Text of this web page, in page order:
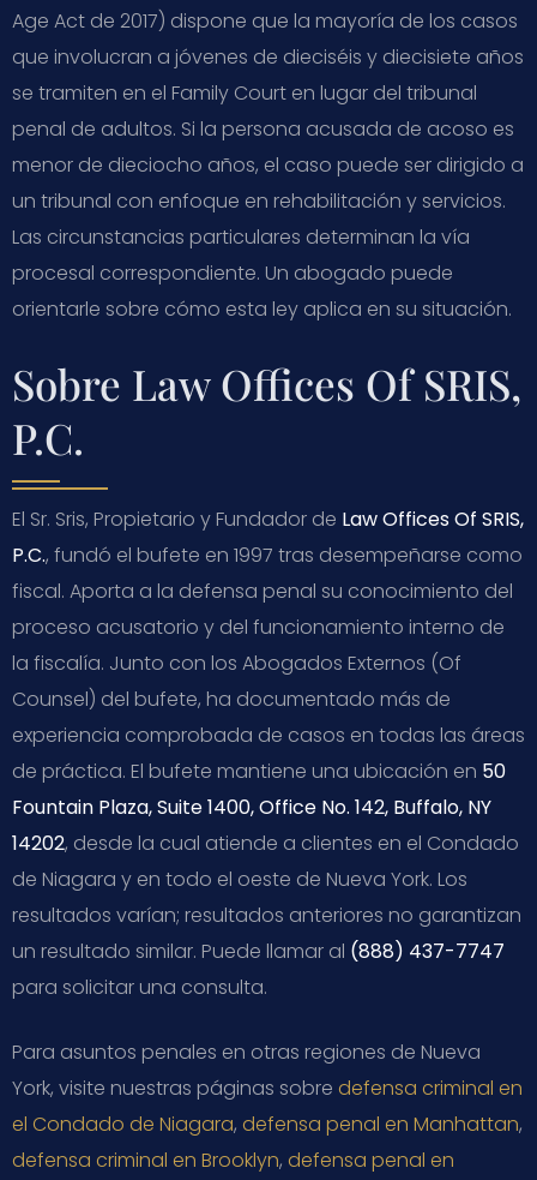
Age Act de 2017) dispone que la mayoría de los casos
que involucran a jóvenes de dieciséis y diecisiete años
se tramiten en el Family Court en lugar del tribunal
penal de adultos. Si la persona acusada de acoso es
menor de dieciocho años, el caso puede ser dirigido a
un tribunal con enfoque en rehabilitación y servicios.
Las circunstancias particulares determinan la vía
procesal correspondiente. Un abogado puede
orientarle sobre cómo esta ley aplica en su situación.
Sobre Law Offices Of SRIS,
P.C.
El Sr. Sris, Propietario y Fundador de Law Offices Of SRIS,
P.C., fundó el bufete en 1997 tras desempeñarse como
fiscal. Aporta a la defensa penal su conocimiento del
proceso acusatorio y del funcionamiento interno de
la fiscalía. Junto con los Abogados Externos (Of
Counsel) del bufete, ha documentado más de
experiencia comprobada de casos en todas las áreas
de práctica. El bufete mantiene una ubicación en 50
Fountain Plaza, Suite 1400, Office No. 142, Buffalo, NY
14202, desde la cual atiende a clientes en el Condado
de Niagara y en todo el oeste de Nueva York. Los
resultados varían; resultados anteriores no garantizan
un resultado similar. Puede llamar al (888) 437-7747
para solicitar una consulta.
Para asuntos penales en otras regiones de Nueva
York, visite nuestras páginas sobre defensa criminal en
el Condado de Niagara, defensa penal en Manhattan,
defensa criminal en Brooklyn, defensa penal en